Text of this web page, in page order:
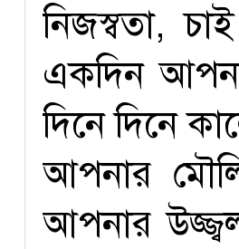
নিজস্বতা,
একদিন
দিনে দিনে
আপনার
আপনার